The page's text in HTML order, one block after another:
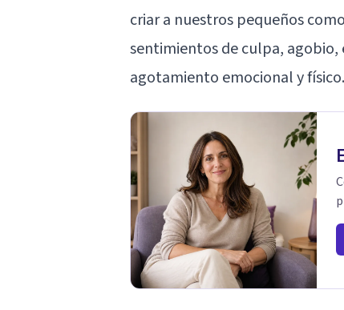
criar a nuestros pequeños
sentimientos de culpa, agobio,
agotamiento emocional y físico.